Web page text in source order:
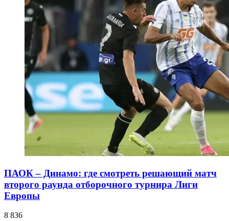
ПАОК – Динамо: где смотреть решающий матч
второго раунда отборочного турнира Лиги
Европы
8 836